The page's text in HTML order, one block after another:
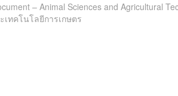
– Animal Sciences and Agricultural
ทคโนโลยีการเกษตร